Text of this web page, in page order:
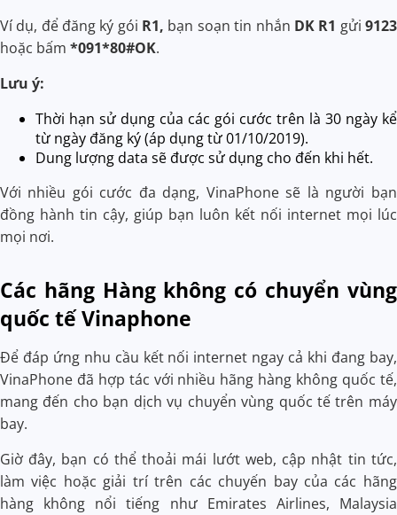
Ví dụ, để đăng ký gói R1, bạn soạn tin nhắn DK R1 gửi 9123
hoặc bấm *091*80#OK.
Lưu ý:
Thời hạn sử dụng của các gói cước trên là 30 ngày kể
từ ngày đăng ký (áp dụng từ 01/10/2019).
Dung lượng data sẽ được sử dụng cho đến khi hết.
Với nhiều gói cước đa dạng, VinaPhone sẽ là người bạn
đồng hành tin cậy, giúp bạn luôn kết nối internet mọi lúc
mọi nơi.
Các hãng Hàng không có chuyển vùng
quốc tế Vinaphone
Để đáp ứng nhu cầu kết nối internet ngay cả khi đang bay,
VinaPhone đã hợp tác với nhiều hãng hàng không quốc tế,
mang đến cho bạn dịch vụ chuyển vùng quốc tế trên máy
bay.
Giờ đây, bạn có thể thoải mái lướt web, cập nhật tin tức,
làm việc hoặc giải trí trên các chuyến bay của các hãng
hàng không nổi tiếng như Emirates Airlines, Malaysia